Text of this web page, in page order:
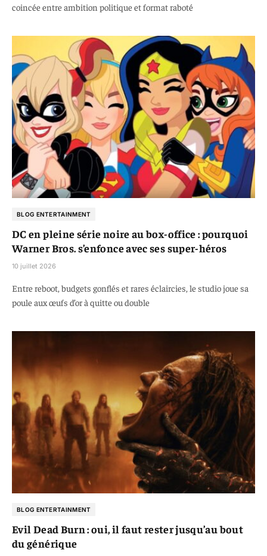
coincée entre ambition politique et format raboté
BLOG ENTERTAINMENT
DC en pleine série noire au box-office : pourquoi
Warner Bros. s’enfonce avec ses super-héros
10 juillet 2026
Entre reboot, budgets gonflés et rares éclaircies, le studio joue sa
poule aux œufs d’or à quitte ou double
BLOG ENTERTAINMENT
Evil Dead Burn : oui, il faut rester jusqu’au bout
du générique